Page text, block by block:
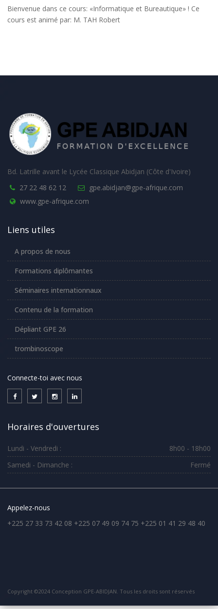
Bienvenue dans ce cours: «Informatique et Bureautique» ! Ce
cours est animé par: M. TAH Robert
Bd. Latrille avant le Lycée Classique Abidjan (Côte d'Ivoire)
27 22 48 62 12
gpe.abidjan@gpe-afrique.com
www.gpe-afrique.com
Liens utiles
A propos de nous
Formations diplômantes
Séminaires internationnaux
Contenu de la formation
Dépliant GPE 26
trombinoscope
Connecte-toi avec nous
Horaires d'ouvertures
Lundi - Vendredi :
8h00 - 18h00
Samedi - Dimanche :
Fermé
Appelez-nous
+225 27 33 73 42 08 +225 07 49 09 74 75 +225 01 41 29 48 40
Copyright ©2024 Conception GPE-ABIDJAN. Tous les droits sont réservés